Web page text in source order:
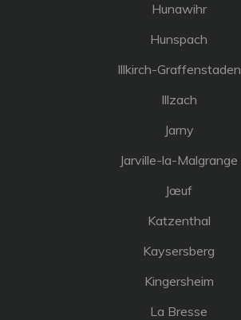
Hunawihr
Hunspach
Illkirch-Graffenstaden
Illzach
Jarny
Jarville-la-Malgrange
Jœuf
Katzenthal
Kaysersberg
Kingersheim
La Bresse